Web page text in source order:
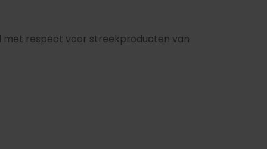
met respect voor streekproducten van